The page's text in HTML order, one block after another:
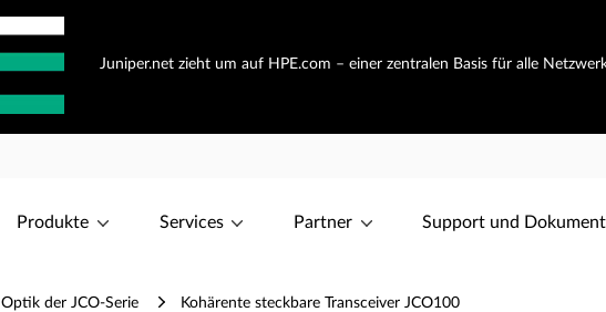
Juniper.net zieht um auf HPE.com – einer zentralen Basis für alle
Produkte Services Partner Support und
Optik der JCO-Serie Kohärente steckbare Transceiver JCO100